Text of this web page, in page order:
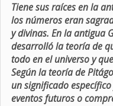
Tiene sus raíces en la
los números eran
y divinas. En la antigua
desarrolló la teoría de
todo en el universo y
Según la teoría de
un significado
eventos futuros o